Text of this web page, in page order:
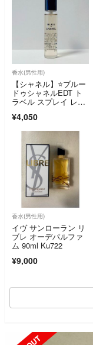
香水(男性用)
【シャネル】⭐️ブルー
ドゥシャネルEDT ト
ラベル スプレイ レフ
¥4,050
香水(男性用)
イヴ サンローラン リ
ブレ オーデパルファ
ム 90ml Ku722
¥9,000